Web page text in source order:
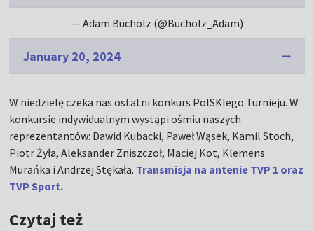
— Adam Bucholz (@Bucholz_Adam)
January 20, 2024
W niedzielę czeka nas ostatni konkurs PolSKIego Turnieju. W
konkursie indywidualnym wystąpi ośmiu naszych
reprezentantów: Dawid Kubacki, Paweł Wąsek, Kamil Stoch,
Piotr Żyła, Aleksander Zniszczoł, Maciej Kot, Klemens
Murańka i Andrzej Stękała. Transmisja na antenie TVP 1 oraz
TVP Sport.
Czytaj też